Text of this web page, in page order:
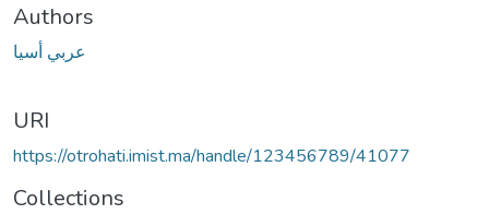
Authors
عربي أسيا
URI
https://otrohati.imist.ma/handle/123456789/41077
Collections